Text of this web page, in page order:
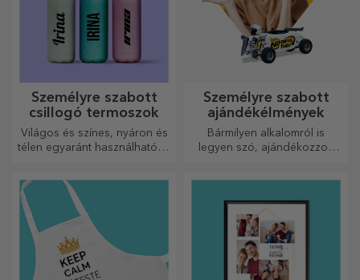
Személyre szabott
csillogó termoszok
Világos és színes, nyáron és
télen egyaránt használható, a
bárhová magaddal viheted
őket!
Személyre szabott
ajándékélmények
Bármilyen alkalomról is
legyen szó, ajándékozzon
élményeket.